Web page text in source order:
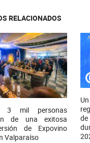
RELACIONADOS
3 mil personas
de una exitosa
de Expovino
Valparaíso